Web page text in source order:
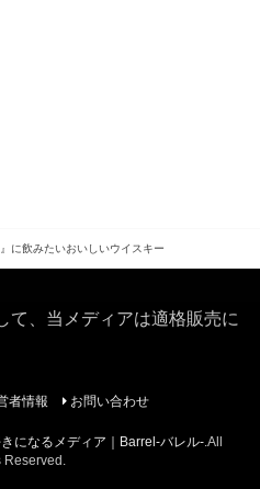
に飲みたいおいしいウイスキー
て、当メディアは適格販売に
者情報 お問い合わせ
になるメディア｜Barrel-バレル-.All
Reserved.